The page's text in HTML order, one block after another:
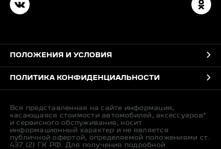
ПОЛОЖЕНИЯ И УСЛОВИЯ
ПОЛИТИКА КОНФИДЕНЦИАЛЬНОСТИ
Вся представленная на сайте информация,
касающаяся стоимости автомобилей, аксессуаров*
и сервисного обслуживания, носит
информационный характер и не является
публичной офертой, определяемой положениями ст.
437 (2) ГК РФ. Для получения подробной